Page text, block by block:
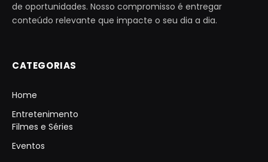
de oportunidades. Nosso compromisso é entregar
conteúdo relevante que impacte o seu dia a dia.
CATEGORIAS
Home
Entretenimento
Filmes e Séries
Eventos